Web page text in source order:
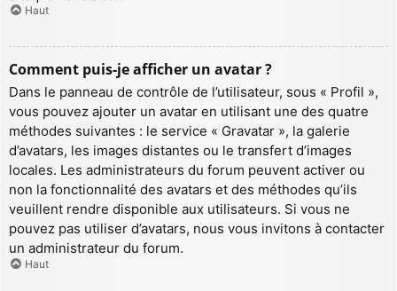
Haut
Comment puis-je afficher un avatar ?
Dans le panneau de contrôle de l’utilisateur, sous « Profil »,
vous pouvez ajouter un avatar en utilisant une des quatre
méthodes suivantes : le service « Gravatar », la galerie
d’avatars, les images distantes ou le transfert d’images
locales. Les administrateurs du forum peuvent activer ou
non la fonctionnalité des avatars et des méthodes qu’ils
veuillent rendre disponible aux utilisateurs. Si vous ne
pouvez pas utiliser d’avatars, nous vous invitons à contacter
un administrateur du forum.
Haut